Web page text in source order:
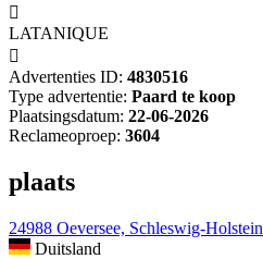

LATANIQUE

Advertenties ID: 4830516
Type advertentie: Paard te koop
Plaatsingsdatum: 22-06-2026
Reclameoproep: 3604
plaats
24988 Oeversee, Schleswig-Holstein
Duitsland